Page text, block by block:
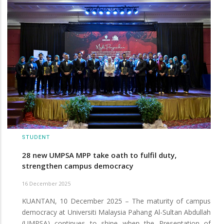
STUDENT
28 new UMPSA MPP take oath to fulfil duty,
strengthen campus democracy
16 December 2025
KUANTAN, 10 December 2025 – The maturity of campus
democracy at Universiti Malaysia Pahang Al-Sultan Abdullah